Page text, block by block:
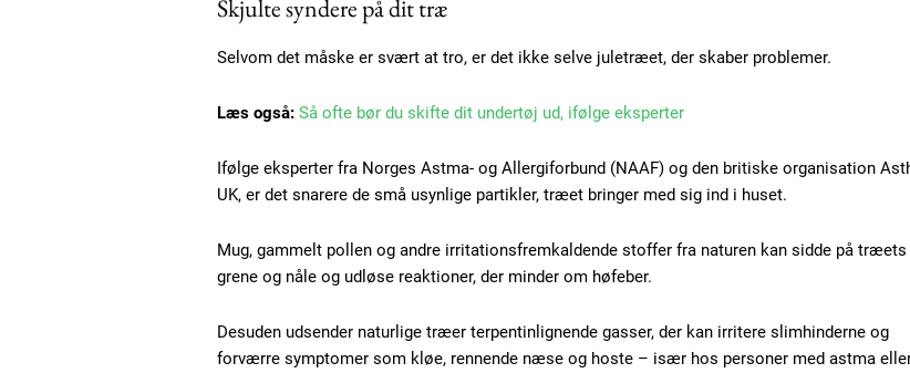
Subscription Plans
Free limited access
Gratis / forever 100
Skjulte syndere på dit træ
Selvom det måske er svært at tro, er det ikke selve juletræet, der skaber problemer.
Læs også: Så ofte bør du skifte dit undertøj ud, ifølge eksperter
Ifølge eksperter fra Norges Astma- og Allergiforbund (NAAF) og den britiske organisation
UK, er det snarere de små usynlige partikler, træet bringer med sig ind i huset.
Mug, gammelt pollen og andre irritationsfremkaldende stoffer fra naturen kan sidde på træets
grene og nåle og udløse reaktioner, der minder om høfeber.
Desuden udsender naturlige træer terpentinlignende gasser, der kan irritere slimhinderne og
forværre symptomer som kløe, rennende næse og hoste – især hos personer med astma